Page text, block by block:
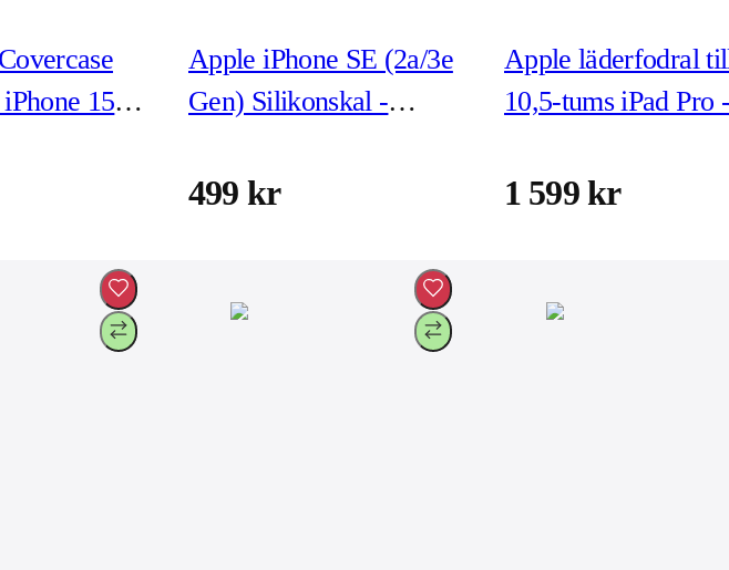
15
Apple iPhone SE (2a/3e
Gen) Silikonskal -
499 kr
Apple läderfodral
10,5-tums iPad Pro -
1 599 kr